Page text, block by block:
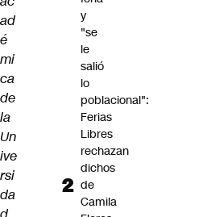
ad
é
mi
ca
de
la
Un
ive
rsi
da
y
"se
le
salió
lo
poblacional":
Ferias
Libres
rechazan
dichos
de
Camila